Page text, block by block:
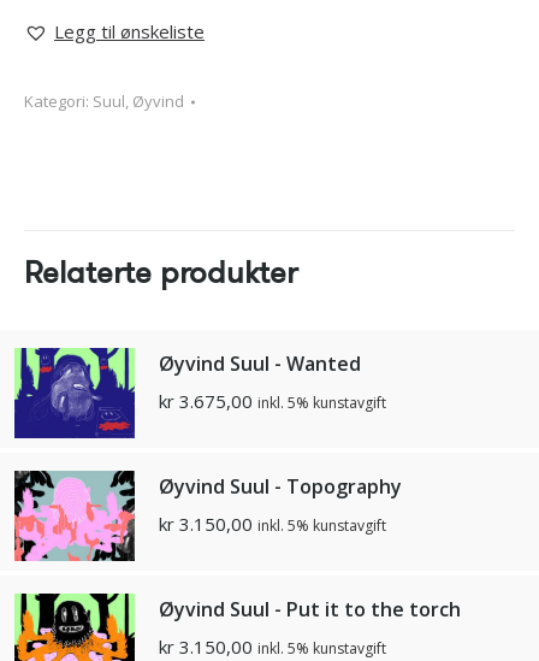
Legg til ønskeliste
Kategori: Suul, Øyvind
Relaterte produkter
Øyvind Suul - Wanted
kr 3.675,00 inkl. 5% kunstavgift
Øyvind Suul - Topography
kr 3.150,00 inkl. 5% kunstavgift
Øyvind Suul - Put it to the torch
kr 3.150,00 inkl. 5% kunstavgift